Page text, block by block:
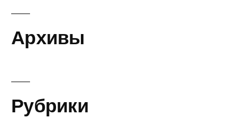
Архивы
Рубрики